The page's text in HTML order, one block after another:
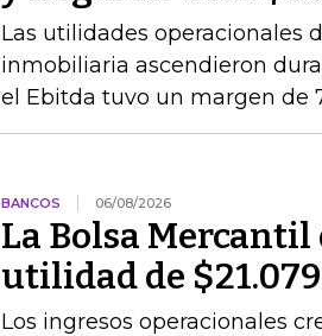
Las utilidades operacionales
inmobiliaria ascendieron
el Ebitda tuvo un margen de
BANCOS 06/08/2026
La Bolsa
utilidad de
Los ingresos operacionales